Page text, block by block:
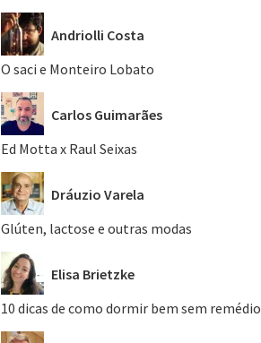
Andriolli Costa
O saci e Monteiro Lobato
Carlos Guimarães
Ed Motta x Raul Seixas
Dráuzio Varela
Glúten, lactose e outras modas
Elisa Brietzke
10 dicas de como dormir bem sem remédio